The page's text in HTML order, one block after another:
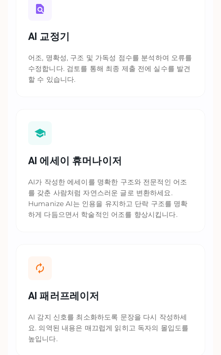
AI 교정기
어조, 명확성, 구조 및 가독성 점수를 분석하여 오류를
수정합니다. 검토를 통해 최종 제출 전에 실수를 발견
할 수 있습니다.
AI 에세이 휴머나이저
AI가 작성한 에세이를 명확한 구조와 전문적인 어조
를 갖춘 사람처럼 자연스러운 글로 변환하세요.
Humanize AI는 인용을 유지하고 단락 구조를 명확
하게 다듬으면서 학술적인 어조를 향상시킵니다.
AI 패러프레이저
AI 감지 신호를 최소화하도록 문장을 다시 작성하세
요. 의역된 내용은 매끄럽게 읽히고 독자의 몰입도를
높입니다.